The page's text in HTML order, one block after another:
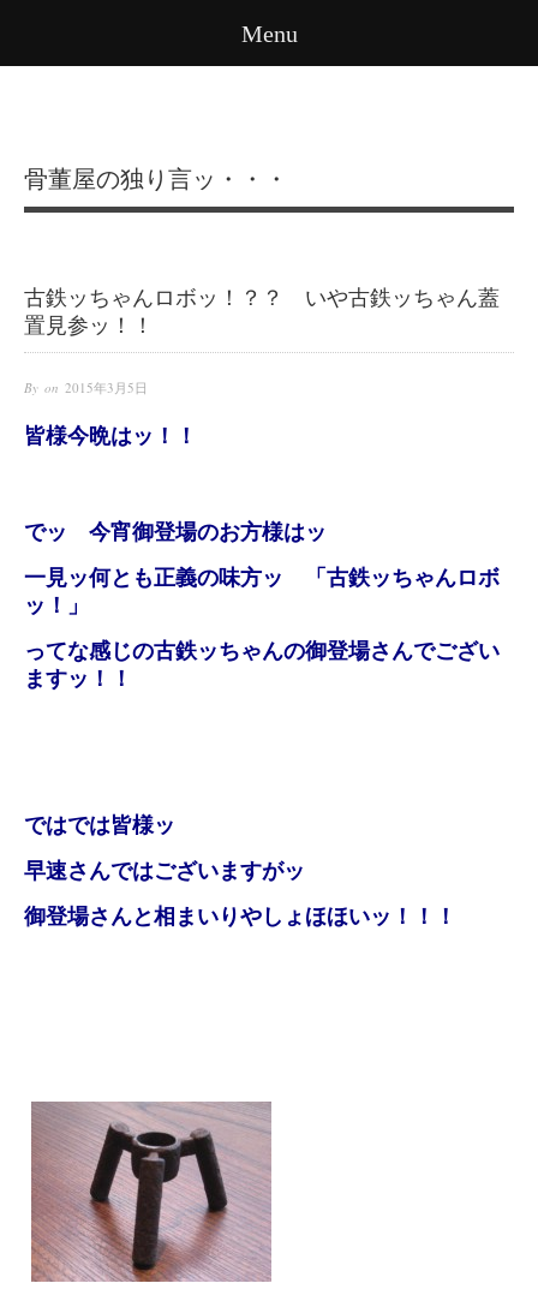
Menu
骨董屋の独り言ッ・・・
古鉄ッちゃんロボッ！？？ いや古鉄ッちゃん蓋
置見参ッ！！
By on 2015年3月5日
皆様今晩はッ！！
でッ 今宵御登場のお方様はッ
一見ッ何とも正義の味方ッ 「古鉄ッちゃんロボ
ッ！」
ってな感じの古鉄ッちゃんの御登場さんでござい
ますッ！！
ではでは皆様ッ
早速さんではございますがッ
御登場さんと相まいりやしょほほいッ！！！